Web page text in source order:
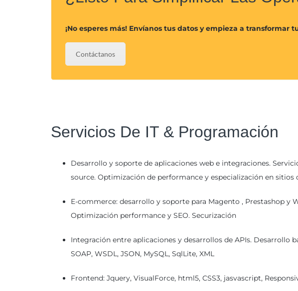
¡No esperes más! Envíanos tus datos y empieza a transformar
Contáctanos
Servicios De IT & Programación
Desarrollo y soporte de aplicaciones web e integraciones.
source. Optimización de performance y especialización en
E-commerce: desarrollo y soporte para Magento , Prestashop y
Optimización performance y SEO. Securización
Integración entre aplicaciones y desarrollos de APIs. Desarrollo
SOAP, WSDL, JSON, MySQL, SqlLite, XML
Frontend: Jquery, VisualForce, html5, CSS3, jasvascript,